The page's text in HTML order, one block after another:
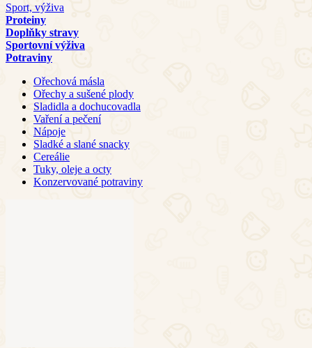
Sport, výživa
Proteiny
Doplňky stravy
Sportovní výživa
Potraviny
Ořechová másla
Ořechy a sušené plody
Sladidla a dochucovadla
Vaření a pečení
Nápoje
Sladké a slané snacky
Cereálie
Tuky, oleje a octy
Konzervované potraviny